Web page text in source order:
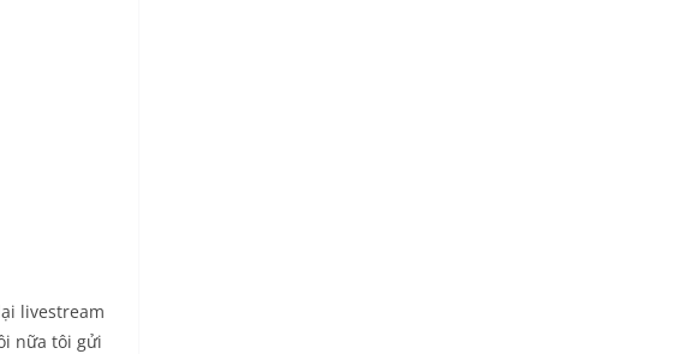
livestream
nữa tôi gửi